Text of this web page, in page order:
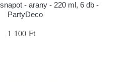
- arany - 220 ml, 6 db -
PartyDeco
1 100 Ft